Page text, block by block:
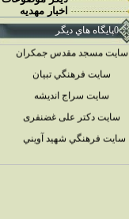
اخبار مهديه
0پايگاه هاي ديگر
سایت مسجد مقدس جمکران
سايت فرهنگي تبيان
سايت سراج انديشه
سایت دکتر علی غضنفری
سايت فرهنگي شهيد آويني